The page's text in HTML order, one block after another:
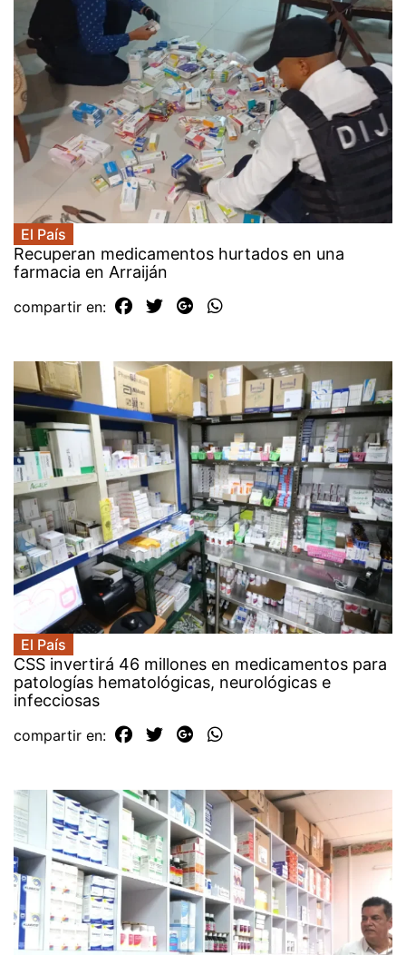
El País
Recuperan medicamentos hurtados en una
farmacia en Arraiján
compartir en:
El País
CSS invertirá 46 millones en medicamentos para
patologías hematológicas, neurológicas e
infecciosas
compartir en: